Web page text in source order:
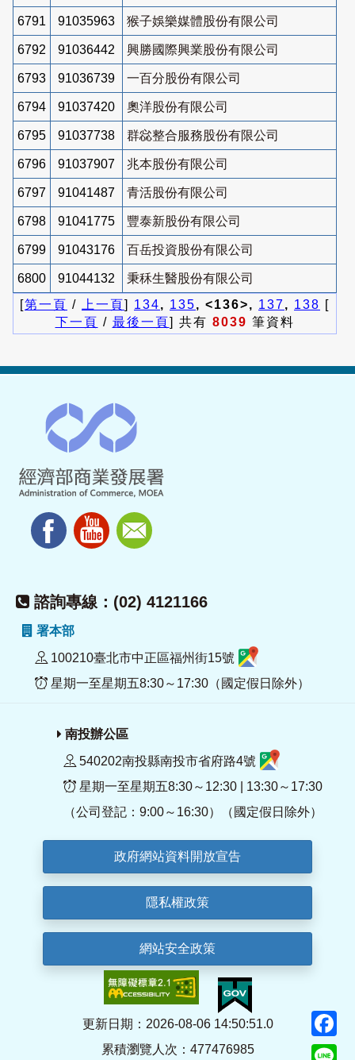
6791 91035963 猴子娛樂媒體股份有限公司
6792 91036442 興勝國際興業股份有限公司
6793 91036739 一百分股份有限公司
6794 91037420 奧洋股份有限公司
6795 91037738 群惢整合服務股份有限公司
6796 91037907 兆本股份有限公司
6797 91041487 青活股份有限公司
6798 91041775 豐泰新股份有限公司
6799 91043176 百岳投資股份有限公司
6800 91044132
秉秝生醫股份有限公司
[第一頁 / 上一頁] 134, 135, <136>, 137, 138 [
下一頁 / 最後一頁] 共有 8039 筆資料
諮詢專線：(02) 4121166
署本部
100210臺北市中正區福州街15號
星期一至星期五8:30～17:30（國定假日除外）
南投辦公區
540202南投縣南投市省府路4號
星期一至星期五8:30～12:30 | 13:30～17:30
（公司登記：9:00～16:30）（國定假日除外）
政府網站資料開放宣告
隱私權政策
網站安全政策
更新日期：2026-08-06 14:50:51.0
累積瀏覽人次：477476985